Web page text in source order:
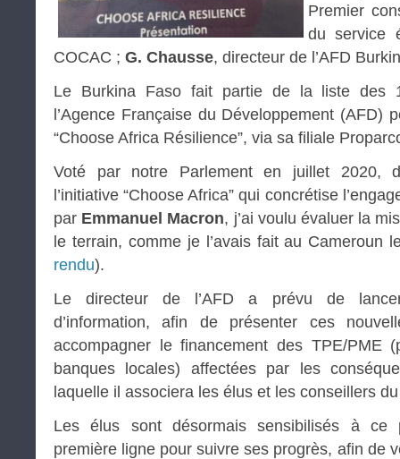
Premier
du service
COCAC ; G. Chausse, directeur de l’AFD
Le Burkina Faso fait partie de la liste des
l’Agence Française du Développement (AFD)
“Choose Africa Résilience”, via sa filiale
Voté par notre Parlement en juillet 2020,
l’initiative “Choose Africa” qui concrétise
par Emmanuel Macron, j’ai voulu évaluer la
le terrain, comme je l’avais fait au Cameroun
rendu).
Le directeur de l’AFD a prévu de
d’information, afin de présenter ces
accompagner le financement des TPE/PME
banques locales) affectées par les
laquelle il associera les élus et les conseillers
Les élus sont désormais sensibilisés à ce
première ligne pour suivre ses progrès, afin de